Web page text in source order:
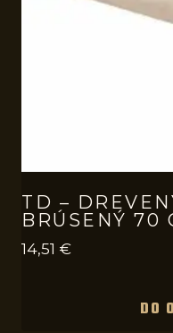
TD –
BRÚSENÝ 70
14,51 €
DO